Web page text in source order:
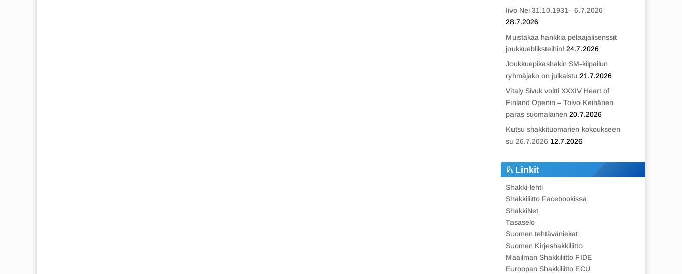
Iivo Nei 31.10.1931– 6.7.2026
28.7.2026
Muistakaa hankkia pelaajalisenssit
joukkuebliksteihin! 24.7.2026
Joukkuepikashakin SM-kilpailun
ryhmäjako on julkaistu 21.7.2026
Vitaly Sivuk voitti XXXIV Heart of
Finland Openin – Toivo Keinänen
paras suomalainen 20.7.2026
Kutsu shakkituomarien kokoukseen
su 26.7.2026 12.7.2026
Linkit
Shakki-lehti
Shakkiliitto Facebookissa
ShakkiNet
Tasaselo
Suomen tehtäväniekat
Suomen Kirjeshakkiliitto
Maailman Shakkiliitto FIDE
Euroopan Shakkiliitto ECU